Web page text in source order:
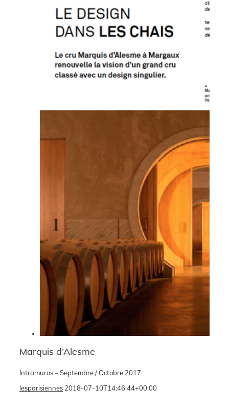
Marquis d’Alesme
Intramuros – Septembre / Octobre 2017
lesparisiennes 2018-07-10T14:46:44+00:00